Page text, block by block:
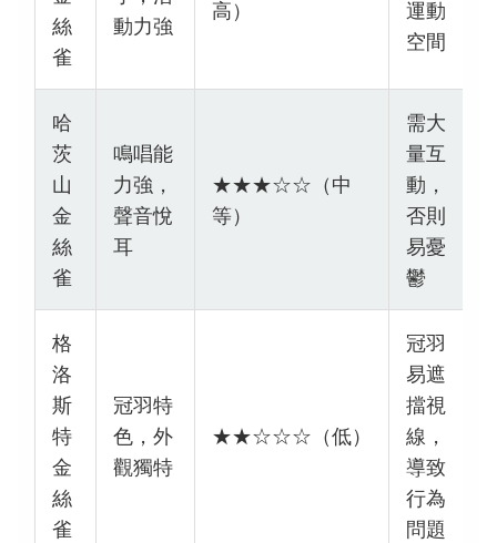
絲
雀
動力強
高）
運動
空間
哈
茨
山
金
絲
雀
鳴唱能
力強，
聲音悅
耳
★★★☆☆（中
等）
需大
量互
動，
否則
易憂
鬱
格
洛
斯
特
金
絲
雀
冠羽特
色，外
觀獨特
★★☆☆☆（低）
冠羽
易遮
擋視
線，
導致
行為
問題